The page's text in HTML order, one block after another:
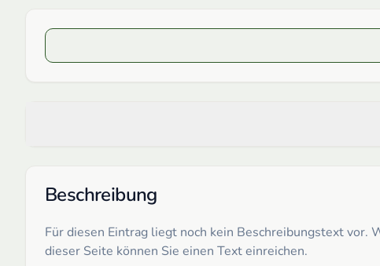
Beschreibung
Für diesen Eintrag liegt noch kein Beschreibungstext vor.
dieser Seite können Sie einen Text einreichen.